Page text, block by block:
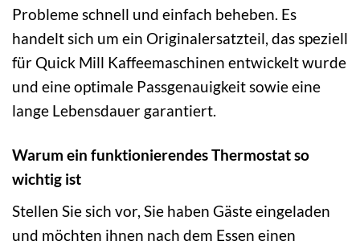
Probleme schnell und einfach beheben. Es
handelt sich um ein Originalersatzteil, das speziell
für Quick Mill Kaffeemaschinen entwickelt wurde
und eine optimale Passgenauigkeit sowie eine
lange Lebensdauer garantiert.
Warum ein funktionierendes Thermostat so
wichtig ist
Stellen Sie sich vor, Sie haben Gäste eingeladen
und möchten ihnen nach dem Essen einen